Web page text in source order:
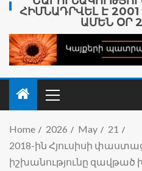
ՀԻՄՆԱԴՐՎԵԼ Է 2001
ԱՄԵՆ ՕՐ
Home 2026 May
21
2018-ին Հյուսիսի
իշխանությունը զավթած